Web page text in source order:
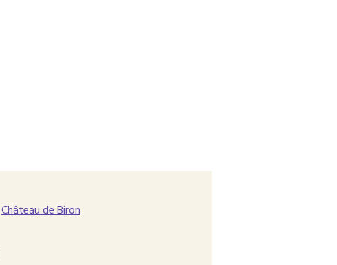
Château de Biron